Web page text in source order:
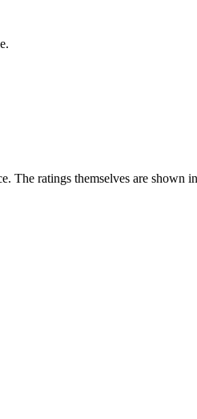
The ratings themselves are shown